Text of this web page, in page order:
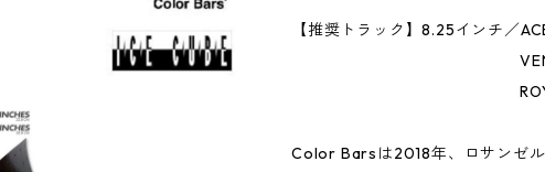
【推奨トラック】8.25インチ／
VENTURE
ROYAL：
Color Barsは2018年、ロサンゼ